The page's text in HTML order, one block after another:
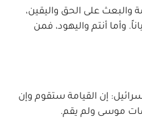
والبعث على الحق واليقين،
وأما أنتم واليهود، فمن
إن القيامة ستقوم وإن
موسى ولم يقم.